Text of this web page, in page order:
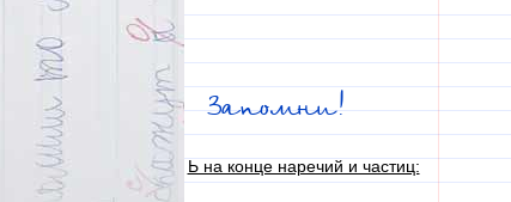
Запомни!
Ь на конце наречий и частиц: